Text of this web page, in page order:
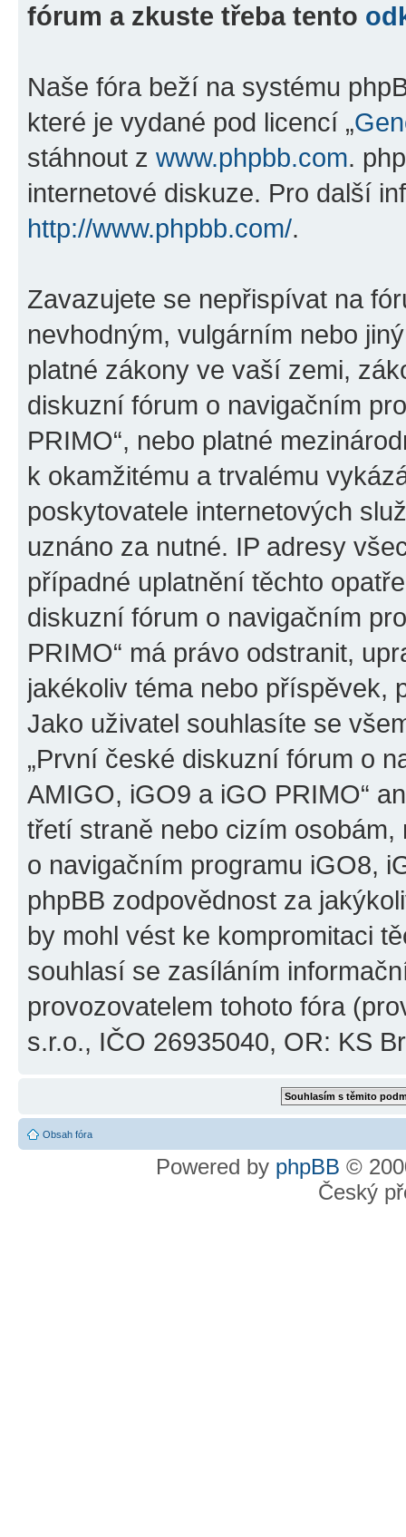
fórum a zkuste třeba tento
Naše fóra beží na systému
které je vydané pod licencí „
stáhnout z www.phpbb.com.
internetové diskuze. Pro další
http://www.phpbb.com/.
Zavazujete se nepřispívat na
nevhodným, vulgárním nebo
platné zákony ve vaší zemi,
diskuzní fórum o navigačním
PRIMO“, nebo platné
k okamžitému a trvalému
poskytovatele internetových
uznáno za nutné. IP adresy
případné uplatnění těchto
diskuzní fórum o navigačním
PRIMO“ má právo odstranit,
jakékoliv téma nebo příspěvek,
Jako uživatel souhlasíte se
„První české diskuzní fórum o
AMIGO, iGO9 a iGO PRIMO“
třetí straně nebo cizím
o navigačním programu iGO8,
phpBB zodpovědnost za
by mohl vést ke kompromitaci
souhlasí se zasíláním
provozovatelem tohoto fóra
s.r.o., IČO 26935040, OR: KS
Obsah fóra
Powered by phpBB ©
Český